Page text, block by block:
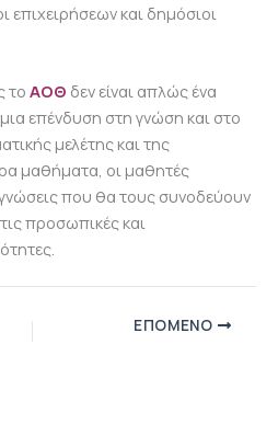
επιχειρήσεων και δημόσιοι
το ΑΟΘ δεν είναι απλώς ένα
μια επένδυση στη γνώση και στο
μελέτης και της
μαθήματα, οι μαθητές
που θα τους συνοδεύουν
προσωπικές και
ΕΠΌΜΕΝΟ